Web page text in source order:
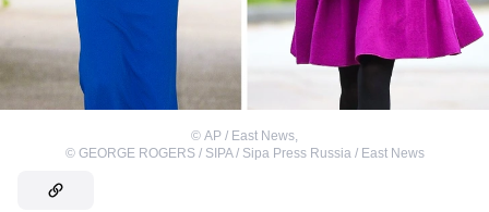
© AP / East News
© GEORGE ROGERS / SIPA / Sipa Press Russia / East News